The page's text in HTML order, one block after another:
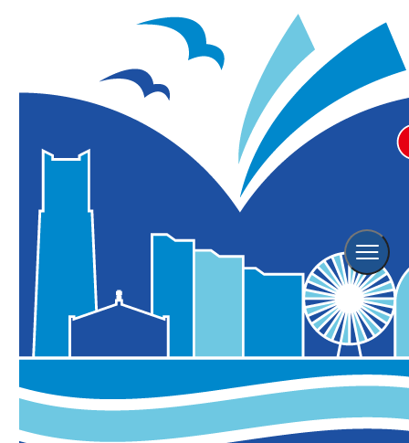
横浜の観光スポット 横浜中華街
2025年02月04日更新
横浜中華街は開港後、西洋人とともに一緒に来た中国
人の外商が商売を始め、その後増加する中国人ととも